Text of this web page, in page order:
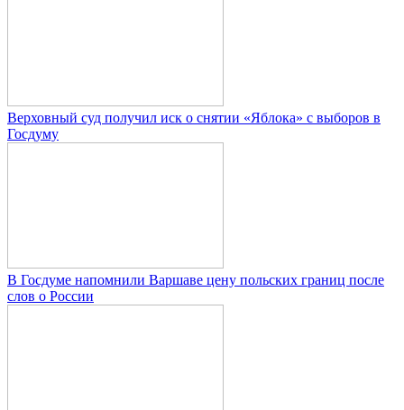
Верховный суд получил иск о снятии «Яблока» с выборов в
Госдуму
В Госдуме напомнили Варшаве цену польских границ после
слов о России